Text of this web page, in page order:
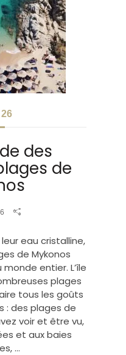
des
de
eau cristalline,
de Mykonos
entier. L’île
plages
tous les goûts
: des plages de
voir et être vu,
et aux baies
…